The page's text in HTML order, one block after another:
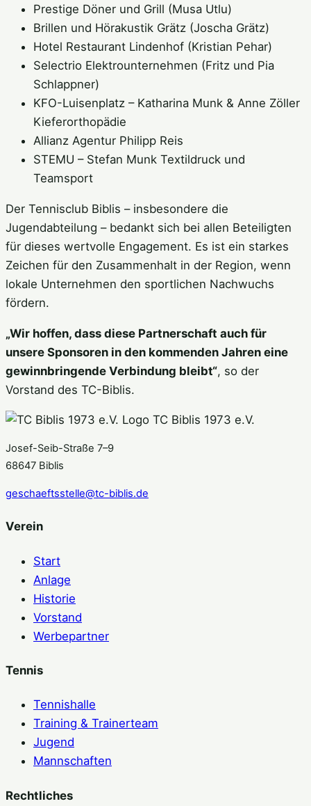
Prestige Döner und Grill (Musa Utlu)
Brillen und Hörakustik Grätz (Joscha Grätz)
Hotel Restaurant Lindenhof (Kristian Pehar)
Selectrio Elektrounternehmen (Fritz und Pia
Schlappner)
KFO-Luisenplatz – Katharina Munk & Anne Zöller
Kieferorthopädie
Allianz Agentur Philipp Reis
STEMU – Stefan Munk Textildruck und
Teamsport
Der Tennisclub Biblis – insbesondere die
Jugendabteilung – bedankt sich bei allen Beteiligten
für dieses wertvolle Engagement. Es ist ein starkes
Zeichen für den Zusammenhalt in der Region, wenn
lokale Unternehmen den sportlichen Nachwuchs
fördern.
„Wir hoffen, dass diese Partnerschaft auch für
unsere Sponsoren in den kommenden Jahren eine
gewinnbringende Verbindung bleibt“, so der
Vorstand des TC-Biblis.
TC Biblis 1973 e.V.
Josef-Seib-Straße 7–9
68647 Biblis
geschaeftsstelle@tc-biblis.de
Verein
Start
Anlage
Historie
Vorstand
Werbepartner
Tennis
Tennishalle
Training & Trainerteam
Jugend
Mannschaften
Rechtliches